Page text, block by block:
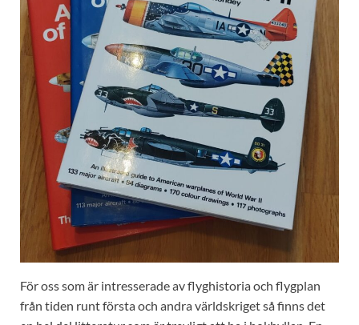
För oss som är intresserade av flyghistoria och flygplan
från tiden runt första och andra världskriget så finns det